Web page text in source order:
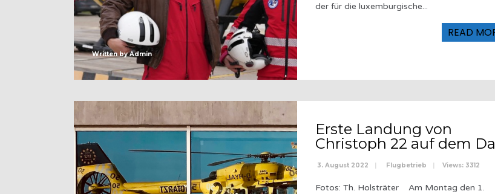
Written byAdmin
der für die luxemburgische...
READ
Erste Landung von
Christoph 22 auf dem
3. August 2022 | Flugbetrieb | Views: 3312
Fotos: Th. Holsträter Am Montag den 1.